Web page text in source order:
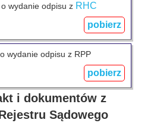
wydanie odpisu z RHC
pobierz
wydanie odpisu z RPP
pobierz
i dokumentów z
Sądowego